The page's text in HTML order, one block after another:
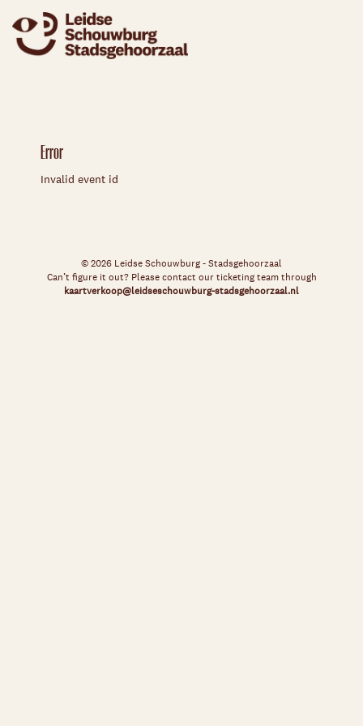
Error
Invalid event id
© 2026 Leidse Schouwburg - Stadsgehoorzaal
Can’t figure it out? Please contact our ticketing team through
kaartverkoop@leidseschouwburg-stadsgehoorzaal.nl